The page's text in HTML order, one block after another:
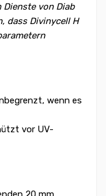
von Diab
dass Divinycell H
wenn es
vor UV-